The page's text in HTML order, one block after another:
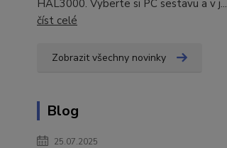
HAL3000. Vyberte si PC sestavu a v j...
číst celé
Zobrazit všechny novinky
Blog
25.07.2025